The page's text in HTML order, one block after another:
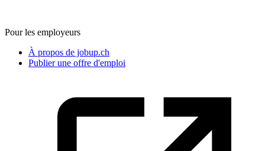
Pour les employeurs
À propos de jobup.ch
Publier une offre d'emploi